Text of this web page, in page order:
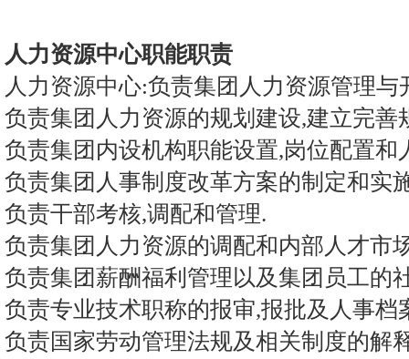
人力资源中心职能职责
人力资源中心:负责集团人力资源管理与
负责集团人力资源的规划建设,建立完善
负责集团内设机构职能设置,岗位配置和
负责集团人事制度改革方案的制定和实
负责干部考核,调配和管理.
负责集团人力资源的调配和内部人才市
负责集团薪酬福利管理以及集团员工的
负责专业技术职称的报审,报批及人事档
负责国家劳动管理法规及相关制度的解